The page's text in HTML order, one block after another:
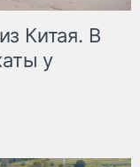
Китая. В
у